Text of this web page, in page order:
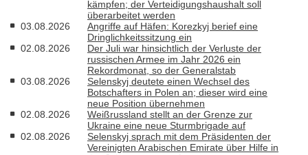
kämpfen; der Verteidigungshaushalt soll
überarbeitet werden
03.08.2026
Angriffe auf Häfen: Korezkyj berief eine
Dringlichkeitssitzung ein
02.08.2026
Der Juli war hinsichtlich der Verluste der
russischen Armee im Jahr 2026 ein
Rekordmonat, so der Generalstab
03.08.2026
Selenskyj deutete einen Wechsel des
Botschafters in Polen an; dieser wird eine
neue Position übernehmen
02.08.2026
Weißrussland stellt an der Grenze zur
Ukraine eine neue Sturmbrigade auf
02.08.2026
Selenskyj sprach mit dem Präsidenten der
Vereinigten Arabischen Emirate über Hilfe in